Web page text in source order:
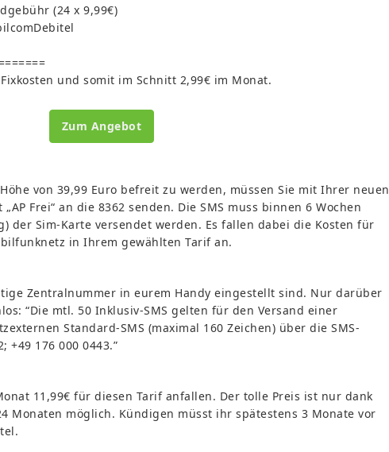
(24 x 9,99€)
und somit im Schnitt 2,99€ im Monat.
Zum Angebot
von 39,99 Euro befreit zu werden, müssen Sie mit Ihrer neuen
Frei“ an die 8362 senden. Die SMS muss binnen 6 Wochen
der Sim-Karte versendet werden. Es fallen dabei die Kosten für
in Ihrem gewählten Tarif an.
Zentralnummer in eurem Handy eingestellt sind. Nur darüber
“Die mtl. 50 Inklusiv-SMS gelten für den Versand einer
Standard-SMS (maximal 160 Zeichen) über die SMS-
+49 176 000 0443.”
11,99€ für diesen Tarif anfallen. Der tolle Preis ist nur dank
Monaten möglich. Kündigen müsst ihr spätestens 3 Monate vor